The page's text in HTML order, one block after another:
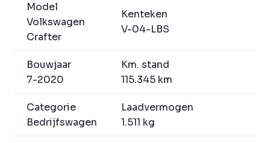
Model
Volkswagen
Crafter
Kenteken
V-04-LBS
Bouwjaar
7-2020
Km. stand
115.345 km
Categorie
Bedrijfswagen
Laadvermogen
1.511 kg